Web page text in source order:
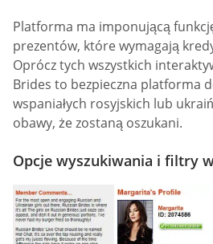
Platforma ma imponującą
prezentów, które wymagają
Oprócz tych wszystkich
Brides to bezpieczna platforma
wspaniałych rosyjskich lub
obawy, że zostaną oszukani.
Opcje wyszukiwania i filtry